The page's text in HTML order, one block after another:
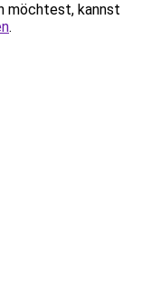
möchtest, kannst
.